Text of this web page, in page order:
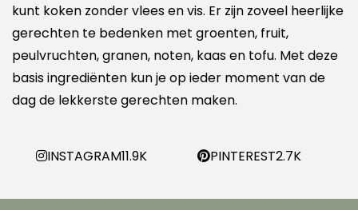
kunt koken zonder vlees en vis. Er zijn zoveel heerlijke
gerechten te bedenken met groenten, fruit,
peulvruchten, granen, noten, kaas en tofu. Met deze
basis ingrediënten kun je op ieder moment van de
dag de lekkerste gerechten maken.
INSTAGRAM11.9K PINTEREST2.7K